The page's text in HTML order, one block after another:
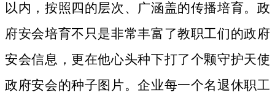
以内，按照四的层次、广涵盖的传播培育。政
府安会培育不只是非常丰富了教职工们的政府
安会信息，更在他心头种下打了个颗守护天使
政府安会的种子图片。企业每一个名退休职工